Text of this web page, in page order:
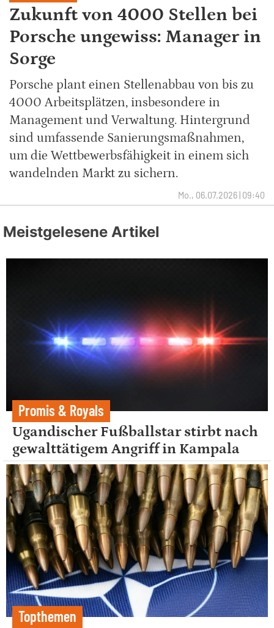
Zukunft von 4000 Stellen bei
Porsche ungewiss: Manager in
Sorge
Porsche plant einen Stellenabbau von bis zu
4000 Arbeitsplätzen, insbesondere in
Management und Verwaltung. Hintergrund
sind umfassende Sanierungsmaßnahmen,
um die Wettbewerbsfähigkeit in einem sich
wandelnden Markt zu sichern.
Mo., 06.07.2026 | 09:40
Meistgelesene Artikel
Promis & Royals
Ugandischer Fußballstar stirbt nach
gewalttätigem Angriff in Kampala
Topthemen